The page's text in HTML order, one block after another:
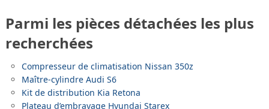
Parmi les pièces détachées les plus
recherchées
Compresseur de climatisation Nissan 350z
Maître-cylindre Audi S6
Kit de distribution Kia Retona
Plateau d’embrayage Hyundai Starex